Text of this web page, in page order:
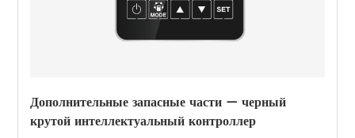
Дополнительные запасные части — черный
крутой интеллектуальный контроллер